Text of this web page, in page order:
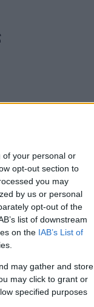
of your personal or
opt-out section to
you may
by us or personal
opt-out of the
list of downstream
on the IAB’s List of
may gather and store
may click to grant or
specified purposes
η εμμονή με το
πρόβλημα